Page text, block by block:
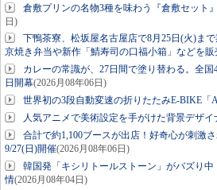
倉敷プリンの名物3種を味わう『倉敷セット
日)
下鴨茶寮、松坂屋名古屋店で8月25日(火)ま
京焼き弁当や新作「鯖寿司の口福小箱」などを販
カレーの常識が、27日間で塗り替わる。全
日開幕(2026月08年06日)
世界初の3段自動変速の折りたたみE-BIKE「
人気アニメで美術設定を手がけた背景デザ
合計で約1,100ブースが出店！好奇心が刺激
9/27(日)開催(2026月08年06日)
韓国発「キシリトールストーン」がバズり
情(2026月08年04日)